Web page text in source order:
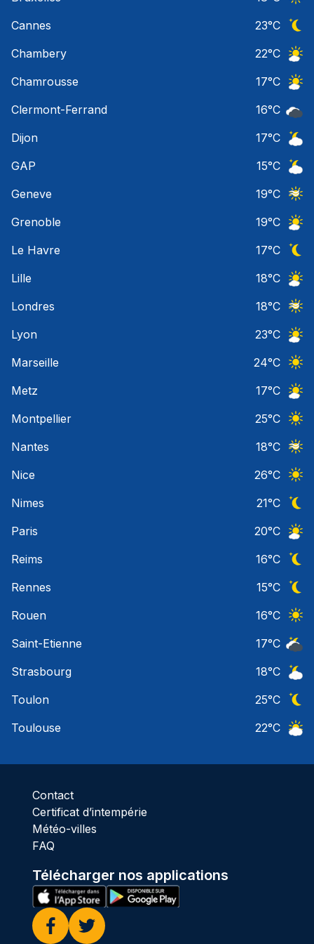
Cannes
23°C
Chambery
22°C
Chamrousse
17°C
Clermont-Ferrand
16°C
Dijon
17°C
GAP
15°C
Geneve
19°C
Grenoble
19°C
Le Havre
17°C
Lille
18°C
Londres
18°C
Lyon
23°C
Marseille
24°C
Metz
17°C
Montpellier
25°C
Nantes
18°C
Nice
26°C
Nimes
21°C
Paris
20°C
Reims
16°C
Rennes
15°C
Rouen
16°C
Saint-Etienne
17°C
Strasbourg
18°C
Toulon
25°C
Toulouse
22°C
Contact
Certificat d’intempérie
Météo-villes
FAQ
Télécharger nos applications